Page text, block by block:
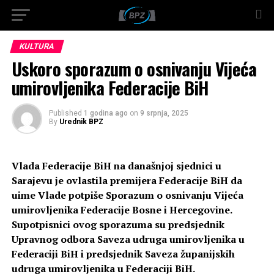
KULTURA
Uskoro sporazum o osnivanju Vijeća
umirovljenika Federacije BiH
Published 1 godina ago on 9 srpnja, 2025
By Urednik BPZ
Vlada Federacije BiH na današnjoj sjednici u
Sarajevu je ovlastila premijera Federacije BiH da
uime Vlade potpiše Sporazum o osnivanju Vijeća
umirovljenika Federacije Bosne i Hercegovine.
Supotpisnici ovog sporazuma su predsjednik
Upravnog odbora Saveza udruga umirovljenika u
Federaciji BiH i predsjednik Saveza županijskih
udruga umirovljenika u Federaciji BiH.